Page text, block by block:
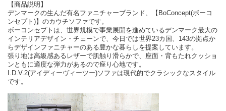
【商品説明】
デンマークの生んだ有名ファニチャーブランド、【BoConcept(ボーコ
ンセプト)】のカウチソファです。
ボーコンセプトは、世界規模で事業展開を進めているデンマーク最大の
インテリアデザイン・チェーンで、今日では世界23カ国、143の拠点か
らデザインファニチャーのある豊かな暮らしを提案しています。
張り地は高級感あるレザーで肌触り滑らかで、座面・背もたれクッショ
ンともに適度な弾力があるので座り心地です。
I.D.V.2(アイディーヴィーツー)ソファは現代的でクラシックなスタイル
です。